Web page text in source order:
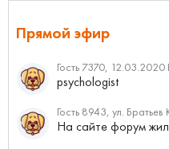
Прямой эфир
psychologist
Гость 8943, ул.